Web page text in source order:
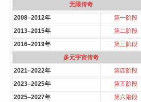
无限传奇
2008–2012年
第一阶段
2013–2015年
第二阶段
2016–2019年
第三阶段
多元宇宙传奇
2021–2022年
第四阶段
2023–2025年
第五阶段
2025–2027年
第六階段